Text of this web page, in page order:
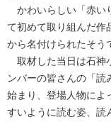
かわいらしい「赤い
て初めて取り組んだ作
から名付けられたそう
取材した当日は石神
ンバーの皆さんの「読
始まり、登場人物によ
すいように読む姿、読